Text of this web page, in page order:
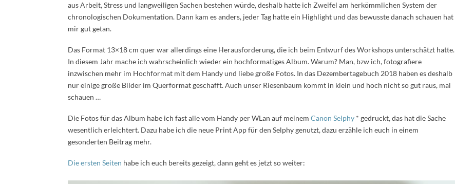
aus Arbeit, Stress und langweiligen Sachen bestehen würde, deshalb hatte ich Zweifel am herkömmlichen System der
chronologischen Dokumentation. Dann kam es anders, jeder Tag hatte ein Highlight und das bewusste danach schauen hat
mir gut getan.
Das Format 13×18 cm quer war allerdings eine Herausforderung, die ich beim Entwurf des Workshops unterschätzt hatte.
In diesem Jahr mache ich wahrscheinlich wieder ein hochformatiges Album. Warum? Man, bzw ich, fotografiere
inzwischen mehr im Hochformat mit dem Handy und liebe große Fotos. In das Dezembertagebuch 2018 haben es deshalb
nur einige große Bilder im Querformat geschafft. Auch unser Riesenbaum kommt in klein und hoch nicht so gut raus, mal
schauen …
Die Fotos für das Album habe ich fast alle vom Handy per WLan auf meinem Canon Selphy * gedruckt, das hat die Sache
wesentlich erleichtert. Dazu habe ich die neue Print App für den Selphy genutzt, dazu erzähle ich euch in einem
gesonderten Beitrag mehr.
Die ersten Seiten habe ich euch bereits gezeigt, dann geht es jetzt so weiter: